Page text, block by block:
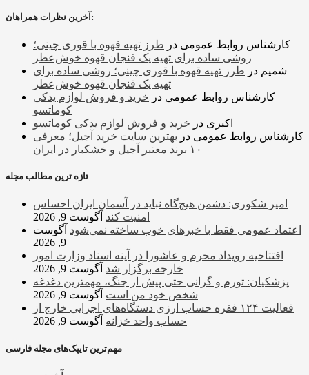
آخرین نظرات همراهان:
کارشناس روابط عمومی در طرز تهیه قهوه با قوری چینی؛
روشی ساده برای تهیه یک فنجان قهوه خوش‌عطر
شمیم در طرز تهیه قهوه با قوری چینی؛ روشی ساده برای
تهیه یک فنجان قهوه خوش‌عطر
کارشناس روابط عمومی در خرید و فروش لوازم یدکی
کوماتسو
اکبری در خرید و فروش لوازم یدکی کوماتسو
کارشناس روابط عمومی در بهترین سایت خرید آجیل؛ معرفی
۱۰ برند معتبر آجیل و خشکبار در ایران
تازه ترین مطالب مجله
امیر شکوری: دشمن هیچ‌گاه نباید در آسمان ایران احساس
امنیت کند آگوست 9, 2026
اعتماد عمومی فقط با خبرهای خوب ساخته نمی‌شود آگوست
9, 2026
افتتاحیه رویداد محرم و عاشورا در آینه اسناد وزارت امور
خارجه برگزار شد آگوست 9, 2026
پزشکیان: تورم و گرانی حتی پیش از جنگ، مهمترین دغدغه
شخص خود من است آگوست 9, 2026
فعالیت ۱۲۴ فقره حساب ارزی دستگاه‌های اجرایی خارج از
حساب واحد خزانه آگوست 9, 2026
مهم‌ترین تایپک‌های مجله فارسی